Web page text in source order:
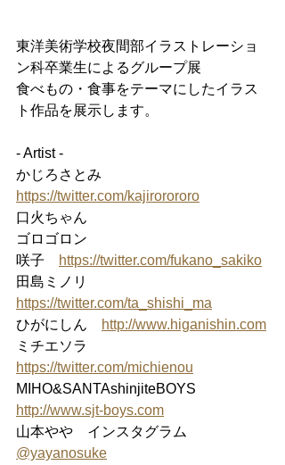
東洋美術学校夜間部イラストレーショ
ン科卒業生によるグループ展
食べもの・食事をテーマにしたイラス
ト作品を展示します。
- Artist -
かじろさとみ
https://twitter.com/kajirorororo
口火ちゃん
ゴロゴロン
咲子
https://twitter.com/fukano_sakiko
田島ミノリ
https://twitter.com/ta_shishi_ma
ひがにしん
http://www.higanishin.com
ミチエソラ
https://twitter.com/michienou
MIHO&SANTAshinjiteBOYS
http://www.sjt-boys.com
山本やや　インスタグラム
@yayanosuke